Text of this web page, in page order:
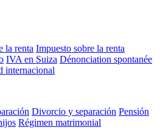
la renta Impuesto sobre la renta
IVA en Suiza Dénonciation spontanée
internacional
Divorcio y separación Pensión
Régimen matrimonial